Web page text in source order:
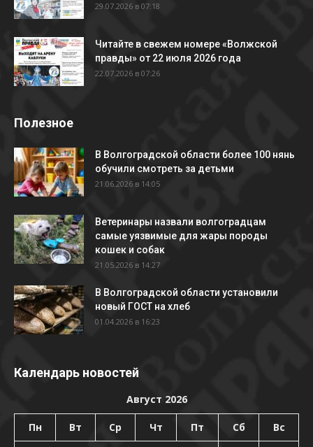
29.07.2026 в 07:18
Читайте в свежем номере «Волжской
правды» от 22 июля 2026 года
22.07.2026 в 07:26
Полезное
В Волгоградской области более 100 нянь
обучили смотреть за детьми
21.06.2026 в 14:05
Ветеринары назвали волгоградцам
самые уязвимые для жары породы
кошек и собак
21.05.2026 в 14:27
В Волгоградской области установили
новый ГОСТ на хлеб
01.04.2026 в 16:23
Календарь новостей
Август 2026
Пн Вт Ср Чт Пт Сб Вс